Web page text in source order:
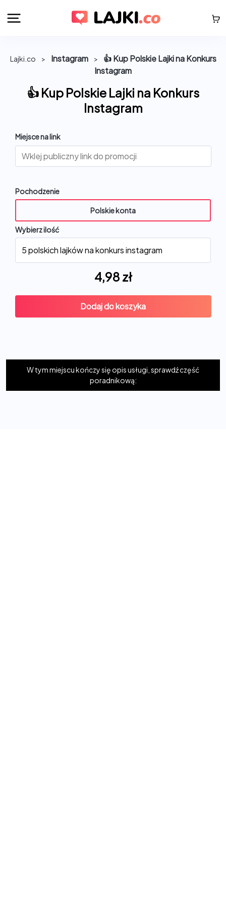
Lajki.co > Instagram >
👍 Kup Polskie Lajki na Konkurs
Instagram
👍 Kup Polskie Lajki na Konkurs
Instagram
Miejsce na link
Pochodzenie
Polskie konta
Wybierz ilość
4,98 zł
Dodaj do koszyka
W tym miejscu kończy się opis usługi, sprawdź część
poradnikową: